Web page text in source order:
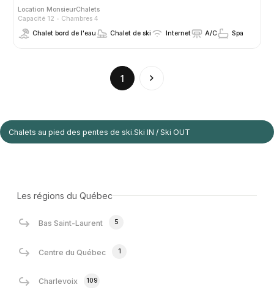
Location MonsieurChalets
Capacité 12
Chambres 4
Chalet bord de l'eau
Chalet de ski Internet A/C Spa
1
(current)
Chalets au pied des pentes de ski.Ski IN / Ski OUT
Les régions du Québec
Bas Saint-Laurent 5
Centre du Québec 1
Charlevoix 109